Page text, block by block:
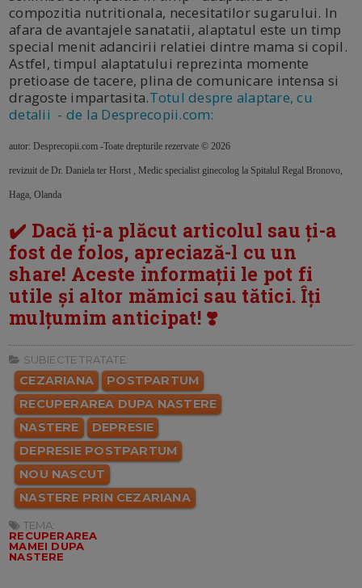
compozitia nutritionala, necesitatilor sugarului. In
afara de avantajele sanatatii, alaptatul este un timp
special menit adancirii relatiei dintre mama si copil.
Astfel, timpul alaptatului reprezinta momente
pretioase de tacere, plina de comunicare intensa si
dragoste impartasita.Totul despre alaptare, cu
detalii - de la Desprecopii.com:
autor: Desprecopii.com -Toate drepturile rezervate © 2026
revizuit de Dr. Daniela ter Horst , Medic specialist ginecolog la Spitalul Regal Bronovo,
Haga, Olanda
✔️ Dacă ți-a plăcut articolul sau ți-a
fost de folos, apreciază-l cu un
share! Aceste informații le pot fi
utile și altor mămici sau tătici. Îți
mulțumim anticipat! ❣️
SUBIECTE TRATATE:
CEZARIANA
POSTPARTUM
RECUPERAREA DUPA NASTERE
NASTERE
DEPRESIE
DEPRESIE POSTPARTUM
NOU NASCUT
NASTERE PRIN CEZARIANA
TEMA:
RECUPERAREA
MAMEI DUPA
NASTERE